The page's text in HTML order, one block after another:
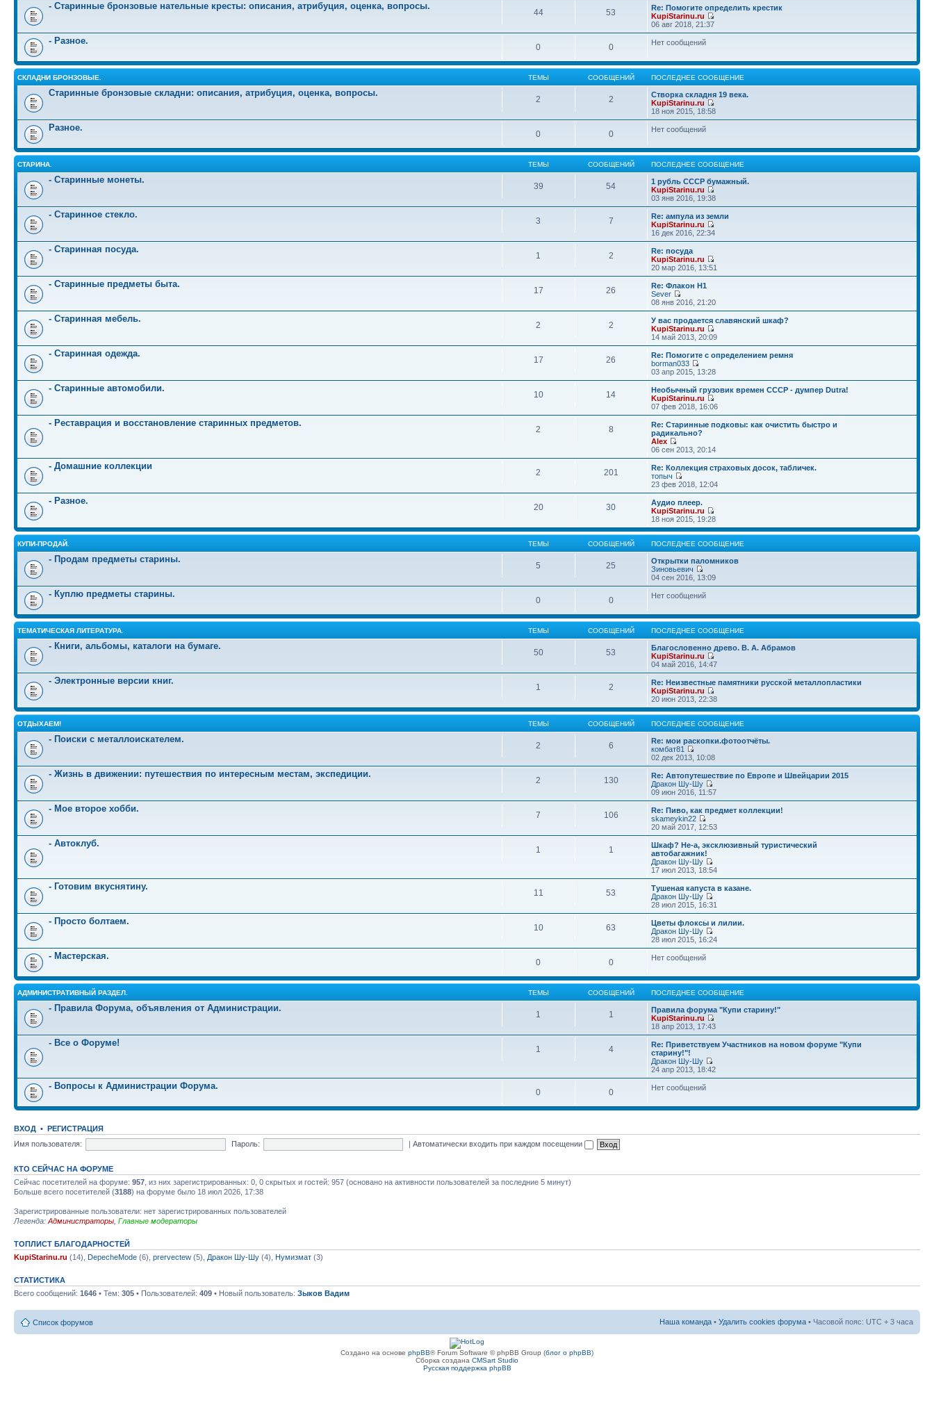
- Старинные бронзовые нательные кресты: описания, атрибуция, оценка, вопросы.
44 53
Re: Помогите определить крестик
KupiStarinu.ru
06 авг 2018, 21:37
- Разное.
0 0 Нет сообщений
СКЛАДНИ БРОНЗОВЫЕ. ТЕМЫ СООБЩЕНИЙ ПОСЛЕДНЕЕ СООБЩЕНИЕ
Старинные бронзовые складни: описания, атрибуция, оценка, вопросы.
2 2
Створка складня 19 века.
KupiStarinu.ru
18 ноя 2015, 18:58
Разное.
0 0 Нет сообщений
СТАРИНА. ТЕМЫ СООБЩЕНИЙ ПОСЛЕДНЕЕ СООБЩЕНИЕ
- Старинные монеты.
39 54
1 рубль СССР бумажный.
KupiStarinu.ru
03 янв 2016, 19:38
- Старинное стекло.
3 7
Re: ампула из земли
KupiStarinu.ru
16 дек 2016, 22:34
- Старинная посуда.
1 2
Re: посуда
KupiStarinu.ru
20 мар 2016, 13:51
- Старинные предметы быта.
17 26
Re: Флакон Н1
Sever
08 янв 2016, 21:20
- Старинная мебель.
2 2
У вас продается славянский шкаф?
KupiStarinu.ru
14 май 2013, 20:09
- Старинная одежда.
17 26
Re: Помогите с определением ремня
borman033
03 апр 2015, 13:28
- Старинные автомобили.
10 14
Необычный грузовик времен СССР - думпер Dutra!
KupiStarinu.ru
07 фев 2018, 16:06
- Реставрация и восстановление старинных предметов.
2 8
Re: Старинные подковы: как очистить быстро и
радикально?
Alex
06 сен 2013, 20:14
- Домашние коллекции
2 201
Re: Коллекция страховых досок, табличек.
топыч
23 фев 2018, 12:04
- Разное.
20 30
Аудио плеер.
KupiStarinu.ru
18 ноя 2015, 19:28
КУПИ-ПРОДАЙ. ТЕМЫ СООБЩЕНИЙ ПОСЛЕДНЕЕ СООБЩЕНИЕ
- Продам предметы старины.
5 25
Открытки паломников
Зиновьевич
04 сен 2016, 13:09
- Куплю предметы старины.
0 0 Нет сообщений
ТЕМАТИЧЕСКАЯ ЛИТЕРАТУРА. ТЕМЫ СООБЩЕНИЙ ПОСЛЕДНЕЕ СООБЩЕНИЕ
- Книги, альбомы, каталоги на бумаге.
50 53
Благословенно древо. В. А. Абрамов
KupiStarinu.ru
04 май 2016, 14:47
- Электронные версии книг.
1 2
Re: Неизвестные памятники русской металлопластики
KupiStarinu.ru
20 июн 2013, 22:38
ОТДЫХАЕМ! ТЕМЫ СООБЩЕНИЙ ПОСЛЕДНЕЕ СООБЩЕНИЕ
- Поиски с металлоискателем.
2 6
Re: мои раскопки.фотоотчёты.
комбат81
02 дек 2013, 10:08
- Жизнь в движении: путешествия по интересным местам, экспедиции.
2 130
Re: Автопутешествие по Европе и Швейцарии 2015
Дракон Шу-Шу
09 июн 2016, 11:57
- Мое второе хобби.
7 106
Re: Пиво, как предмет коллекции!
skameykin22
20 май 2017, 12:53
- Автоклуб.
1 1
Шкаф? Не-а, эксклюзивный туристический
автобагажник!
Дракон Шу-Шу
17 июл 2013, 18:54
- Готовим вкуснятину.
11 53
Тушеная капуста в казане.
Дракон Шу-Шу
28 июл 2015, 16:31
- Просто болтаем.
10 63
Цветы флоксы и лилии.
Дракон Шу-Шу
28 июл 2015, 16:24
- Мастерская.
0 0 Нет сообщений
АДМИНИСТРАТИВНЫЙ РАЗДЕЛ. ТЕМЫ СООБЩЕНИЙ ПОСЛЕДНЕЕ СООБЩЕНИЕ
- Правила Форума, объявления от Администрации.
1 1
Правила форума "Купи старину!"
KupiStarinu.ru
18 апр 2013, 17:43
- Все о Форуме!
1 4
Re: Приветствуем Участников на новом форуме "Купи
старину!"!
Дракон Шу-Шу
24 апр 2013, 18:42
- Вопросы к Администрации Форума.
0 0 Нет сообщений
ВХОД • РЕГИСТРАЦИЯ
Имя пользователя:
Пароль: |Автоматически входить при каждом посещении
КТО СЕЙЧАС НА ФОРУМЕ
Сейчас посетителей на форуме: 957 , из них зарегистрированных: 0, 0 скрытых и гостей: 957 (основано на активности пользователей за последние 5 минут)
Больше всего посетителей (3188) на форуме было 18 июл 2026, 17:38
Зарегистрированные пользователи: нет зарегистрированных пользователей
Легенда: Администраторы Главные модераторы
ТОПЛИСТ БЛАГОДАРНОСТЕЙ
KupiStarinu.ru (14), DepecheMode (6), prervectew (5), Дракон Шу-Шу (4), Нумизмат (3)
СТАТИСТИКА
Всего сообщений: 1646 • Тем: 305 • Пользователей: 409 • Новый пользователь: Зыков Вадим
Список форумов Наша команда • Удалить cookies форума • Часовой пояс: UTC + 3 часа
Создано на основе phpBB® Forum Software © phpBB Group (блог о phpBB)
Сборка создана CMSart Studio
Русская поддержка phpBB